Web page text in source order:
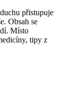
přistupuje
Obsah se
Místo
tipy z